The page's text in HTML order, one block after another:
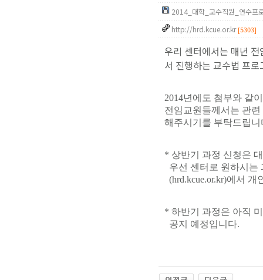
2014_대학_교수직원_연수
http://hrd.kcue.or.kr[5303]
우리 센터에서는 매년
서 진행하는 교수법 프
2014년에도 첨부와 같
전임교원들께서는 관
해주시기를 부탁드립니
* 상반기 과정 신청은
우선 센터로 원하시는
(hrd.kcue.or.kr)에서
* 하반기 과정은 아직
공지 예정입니다.